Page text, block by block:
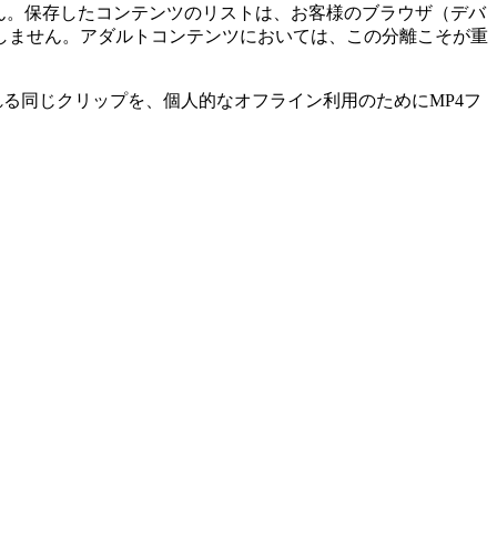
保存したコンテンツのリストは、お客様のブラウザ（デバ
せん。アダルトコンテンツにおいては、この分離こそが重
同じクリップを、個人的なオフライン利用のためにMP4フ